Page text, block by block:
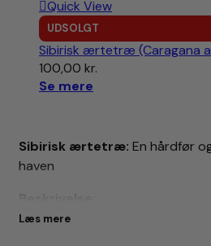
Quick View
UDSOLGT
Sibirisk ærtetræ (Caragana
100,00 kr.
Se mere
Sibirisk ærtetræ: En hårdfør
haven
Læs mere